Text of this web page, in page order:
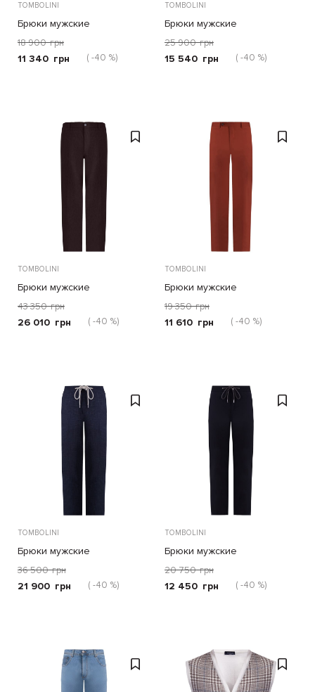
TOMBOLINI
Брюки мужские
18 900 грн
11 340 грн ( -40 %)
TOMBOLINI
Брюки мужские
25 900 грн
15 540 грн ( -40 %)
TOMBOLINI
Брюки мужские
43 350 грн
26 010 грн ( -40 %)
TOMBOLINI
Брюки мужские
19 350 грн
11 610 грн ( -40 %)
TOMBOLINI
Брюки мужские
36 500 грн
21 900 грн ( -40 %)
TOMBOLINI
Брюки мужские
20 750 грн
12 450 грн ( -40 %)